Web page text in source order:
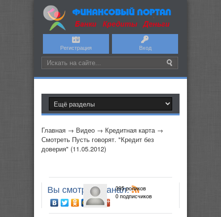
Регистрация Вход
Главная → Видео → Кредитная карта →
Смотреть Пусть говорят. "Кредит без
доверия" (11.05.2012)
Вы смотрите канал:395 роликов
0 подписчиков